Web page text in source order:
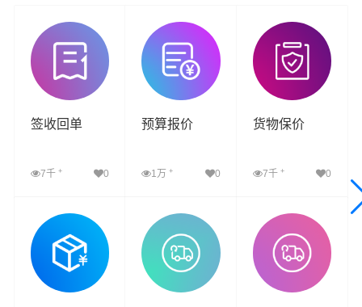
签收回单
7千 + 0
查看详细
预算报价
1万+ 0
查看详细
货物保价
7千 + 0
查看详细